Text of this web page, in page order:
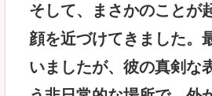
そして、まさかのことが
顔を近づけてきました。
いましたが、彼の真剣な